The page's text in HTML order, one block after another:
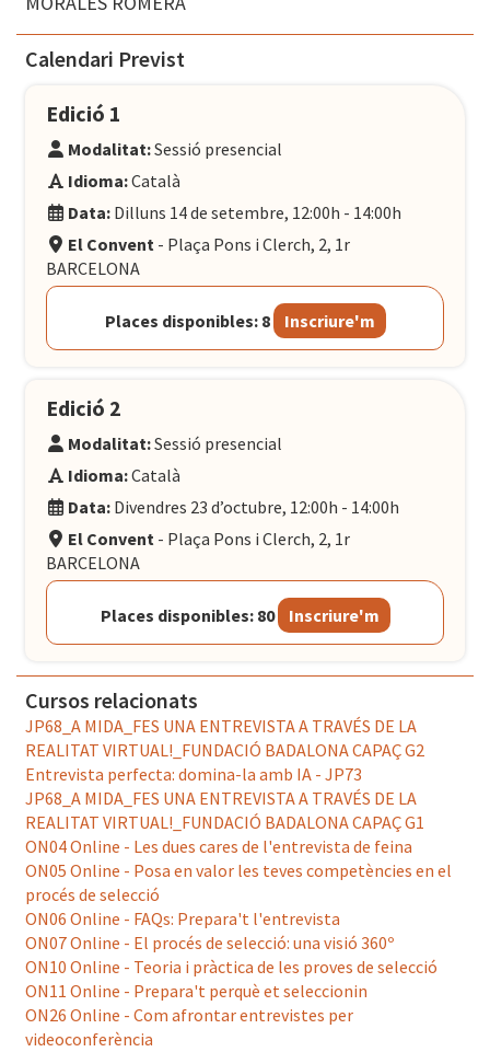
Calendari Previst
Edició 1
Modalitat:Sessió presencial
Idioma:Català
Data: Dilluns 14 de setembre, 12:00h - 14:00h
El Convent - Plaça Pons i Clerch, 2, 1r
BARCELONA
Places disponibles: 8 Inscriure'm
Edició 2
Modalitat:Sessió presencial
Idioma:Català
Data: Divendres 23 d’octubre, 12:00h - 14:00h
El Convent - Plaça Pons i Clerch, 2, 1r
BARCELONA
Places disponibles: 80 Inscriure'm
Cursos relacionats
JP68_A MIDA_FES UNA ENTREVISTA A TRAVÉS DE LA
REALITAT VIRTUAL!_FUNDACIÓ BADALONA CAPAÇ G2
Entrevista perfecta: domina-la amb IA - JP73
JP68_A MIDA_FES UNA ENTREVISTA A TRAVÉS DE LA
REALITAT VIRTUAL!_FUNDACIÓ BADALONA CAPAÇ G1
ON04 Online - Les dues cares de l'entrevista de feina
ON05 Online - Posa en valor les teves competències en el
procés de selecció
ON06 Online - FAQs: Prepara't l'entrevista
ON07 Online - El procés de selecció: una visió 360º
ON10 Online - Teoria i pràctica de les proves de selecció
ON11 Online - Prepara't perquè et seleccionin
ON26 Online - Com afrontar entrevistes per
videoconferència